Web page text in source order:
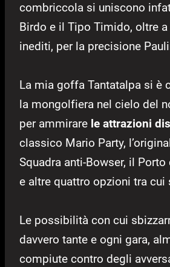
combriccola si uniscono
Birdo e il Tipo Timido, oltre
inediti, per la precisione
La mia goffa Tantatalpa si è
la mongolfiera nel cielo del
per ammirare le attrazioni
classico Mario Party,
Squadra anti-Bowser, il
e altre quattro opzioni tra cui
Le possibilità con cui
davvero tante e ogni gara,
compiute contro degli